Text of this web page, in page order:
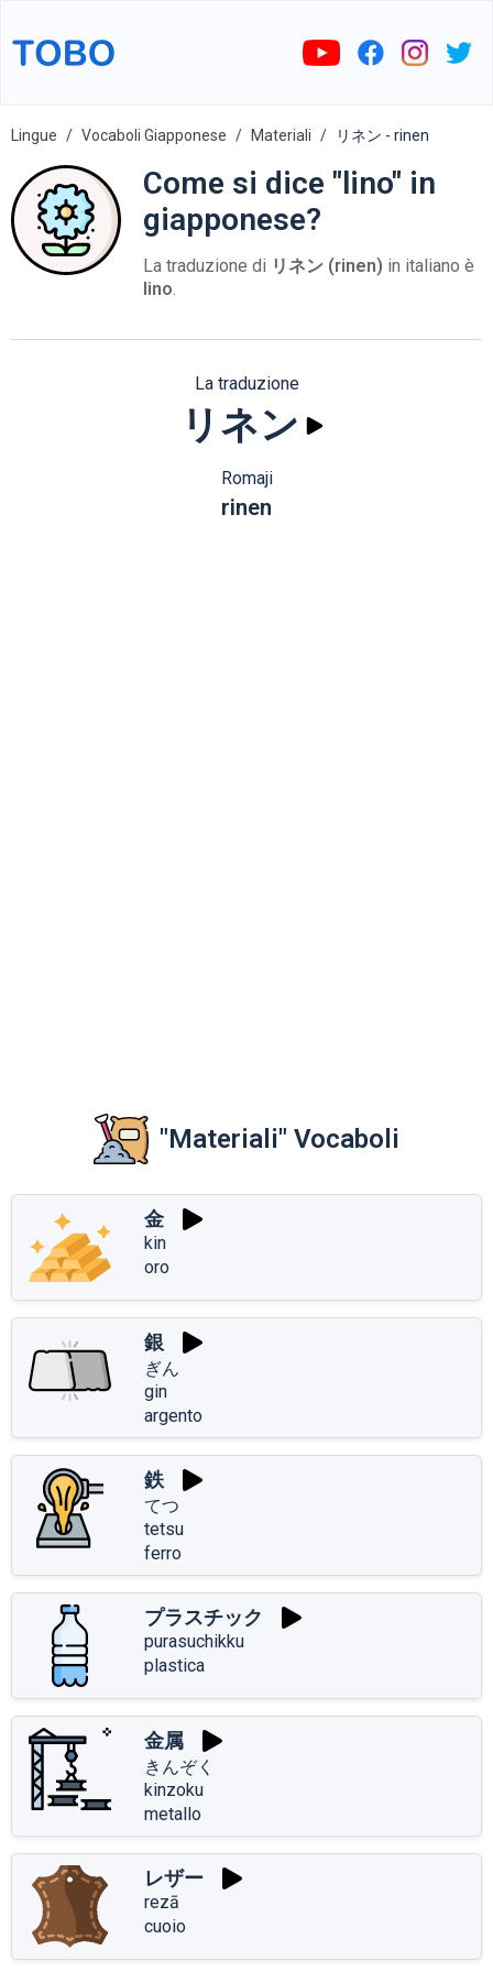
Lingue Vocaboli Giapponese Materiali リネン - rinen
Come si dice "lino" in
giapponese?
La traduzione di リネン (rinen) in italiano è
lino.
La traduzione
リネン
Romaji
rinen
"Materiali" Vocaboli
金
kin
oro
銀
ぎん
gin
argento
鉄
てつ
tetsu
ferro
プラスチック
purasuchikku
plastica
金属
きんぞく
kinzoku
metallo
レザー
rezā
cuoio